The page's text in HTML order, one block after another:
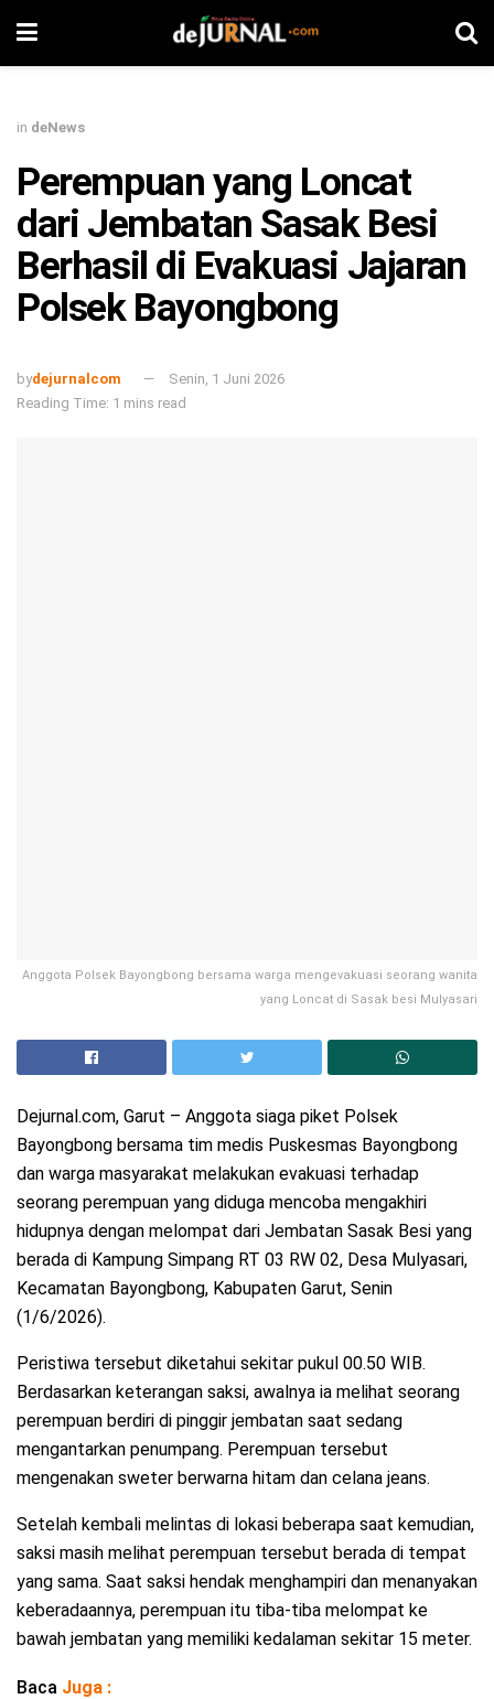
in deNews
Perempuan yang Loncat
dari Jembatan Sasak Besi
Berhasil di Evakuasi Jajaran
Polsek Bayongbong
bydejurnalcom
Senin, 1 Juni 2026
Reading Time: 1 mins read
Anggota Polsek Bayongbong bersama warga mengevakuasi seorang wanita
yang Loncat di Sasak besi Mulyasari
Dejurnal.com, Garut – Anggota siaga piket Polsek
Bayongbong bersama tim medis Puskesmas Bayongbong
dan warga masyarakat melakukan evakuasi terhadap
seorang perempuan yang diduga mencoba mengakhiri
hidupnya dengan melompat dari Jembatan Sasak Besi yang
berada di Kampung Simpang RT 03 RW 02, Desa Mulyasari,
Kecamatan Bayongbong, Kabupaten Garut, Senin
(1/6/2026).
Peristiwa tersebut diketahui sekitar pukul 00.50 WIB.
Berdasarkan keterangan saksi, awalnya ia melihat seorang
perempuan berdiri di pinggir jembatan saat sedang
mengantarkan penumpang. Perempuan tersebut
mengenakan sweter berwarna hitam dan celana jeans.
Setelah kembali melintas di lokasi beberapa saat kemudian,
saksi masih melihat perempuan tersebut berada di tempat
yang sama. Saat saksi hendak menghampiri dan menanyakan
keberadaannya, perempuan itu tiba-tiba melompat ke
bawah jembatan yang memiliki kedalaman sekitar 15 meter.
Baca Juga :